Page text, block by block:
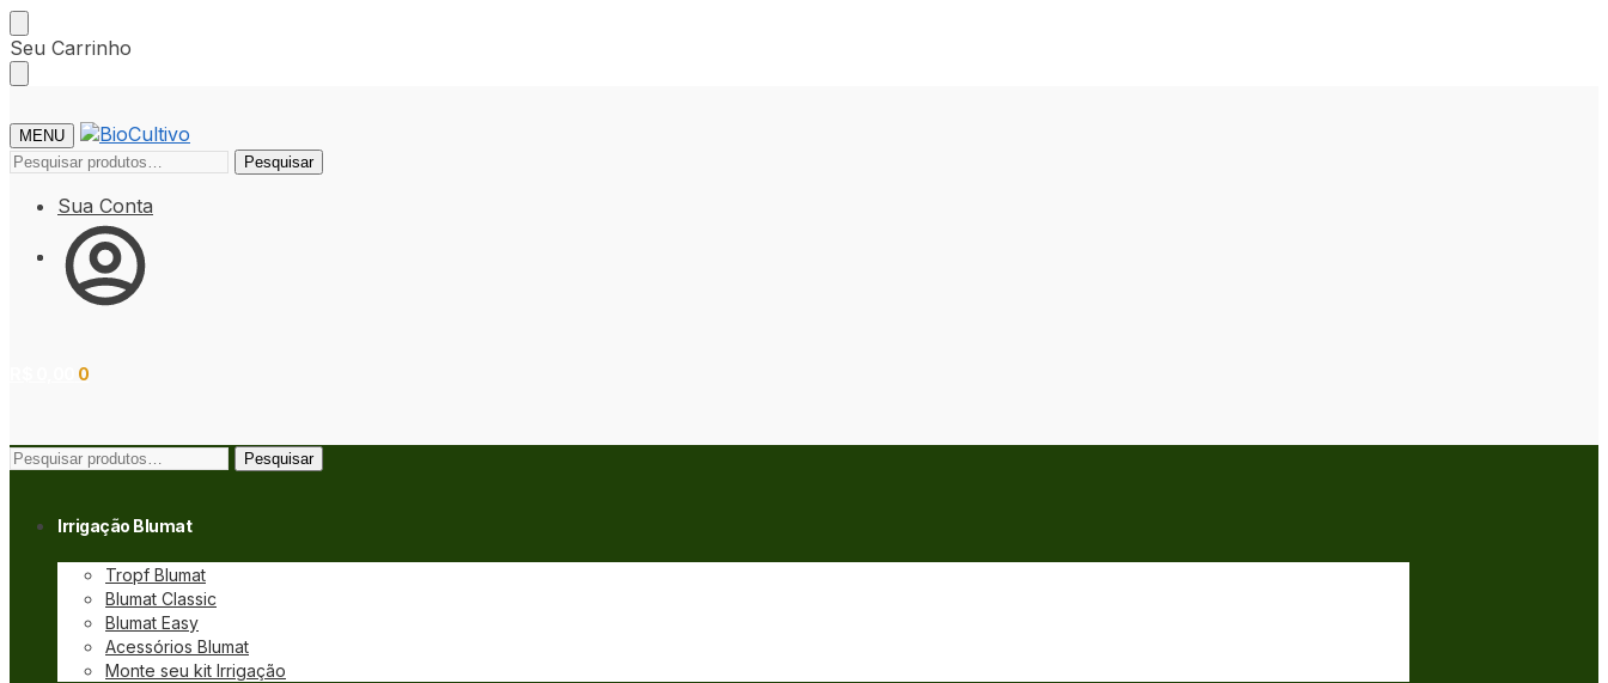
Seu Carrinho
MENU
Pesquisar
Sua Conta
0
Pesquisar
Irrigação Blumat
Tropf Blumat
Blumat Classic
Blumat Easy
Acessórios Blumat
Monte seu kit Irrigação